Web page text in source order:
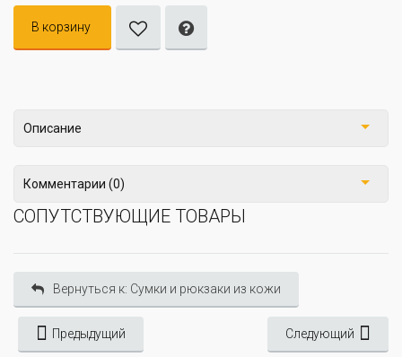
В корзину
Описание
Комментарии (0)
СОПУТСТВУЮЩИЕ ТОВАРЫ
Вернуться к: Сумки и рюкзаки из кожи
Предыдущий Следующий